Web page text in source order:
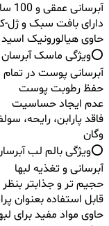
آبرسانی عمقی و 100 ساعته پوست
دارای بافت سبک و
حاوی هیالورونیک اسید
⭕️ویژگی ماسک آبرسان شب 30 میل
آبرسانی پوست در
حفظ رطوبت پوست
عدم ایجاد حساسیت
فاقد پارابن، رایحه،
وگان
⭕️ویژگی بالم لب آبرسان
آبرسانی و تغذیه لبها
حجیم تر و جذابتر
قابل استفاده بعنوان
حاوی مواد مفید برای